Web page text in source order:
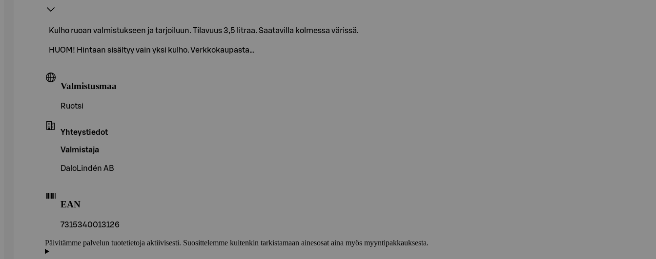
Kulho ruoan valmistukseen ja tarjoiluun. Tilavuus 3,5 litraa. Saatavilla kolmessa värissä.
HUOM! Hintaan sisältyy vain yksi kulho. Verkkokaupasta…
Valmistusmaa
Ruotsi
Yhteystiedot
Valmistaja
DaloLindén AB
EAN
7315340013126
Päivitämme palvelun tuotetietoja aktiivisesti. Suosittelemme kuitenkin tarkistamaan ainesosat aina myös myyntipakkauksesta.